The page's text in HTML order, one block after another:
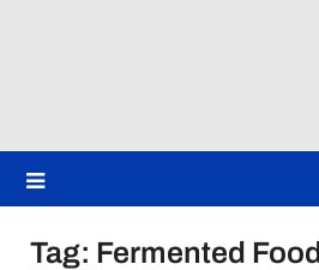
Tag: Fermented Food